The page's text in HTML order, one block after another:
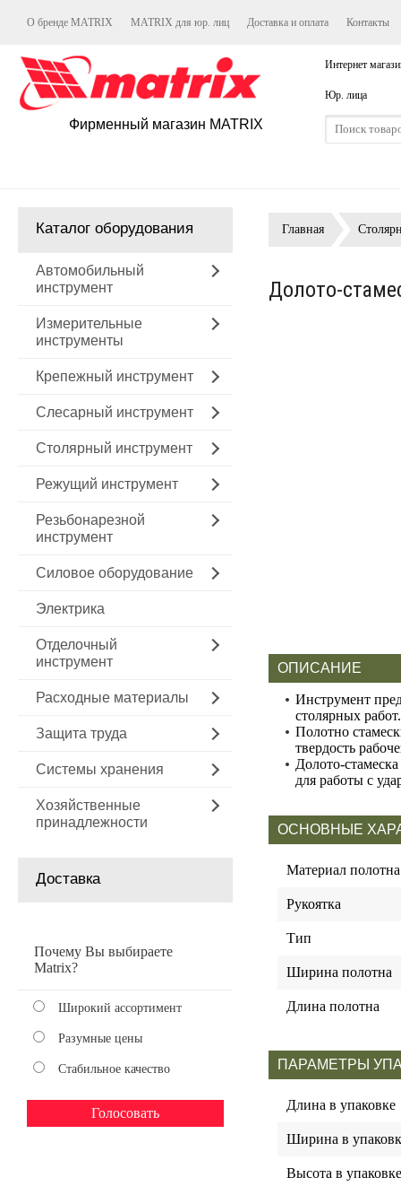
О бренде MATRIX MATRIX для юр. лиц Доставка и оплата Контакты
Фирменный магазин MATRIX
Интернет
Юр. лица
Каталог оборудования
Автомобильный
инструмент
Измерительные
инструменты
Крепежный инструмент
Слесарный инструмент
Столярный инструмент
Режущий инструмент
Резьбонарезной
инструмент
Силовое оборудование
Электрика
Отделочный
инструмент
Расходные материалы
Защита труда
Системы хранения
Хозяйственные
принадлежности
Доставка
Почему Вы выбираете
Matrix?
Широкий ассортимент
Разумные цены
Стабильное качество
Главная
Долото-
ОПИСАНИЕ
Инструмент
столярных работ.
Полотно
твердость
Долото-
для работы с
ОСНОВНЫЕ
Материал полотна
Рукоятка
Тип
Ширина полотна
Длина полотна
ПАРАМЕТРЫ
Длина в упаковке
Ширина в
Высота в упаковке